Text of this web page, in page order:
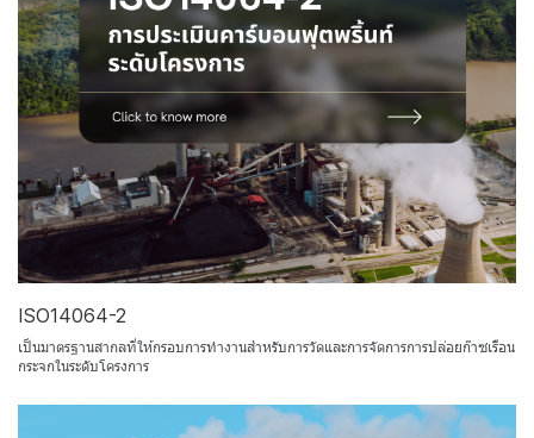
ISO14064-2
เป็นมาตรฐานสากลที่ให้กรอบการทำงานสำหรับการวัดและการจัดการการปล่อยก๊าซเรือน
กระจกในระดับโครงการ